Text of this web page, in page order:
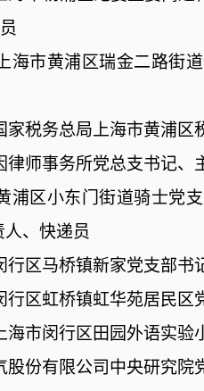
上海市黄浦区瑞金二路街
家税务总局上海市黄浦
律师事务所党总支书记、
浦区小东门街道骑士党
、快递员
行区马桥镇新家党支部书
行区虹桥镇虹华苑居民
上海市闵行区田园外语实
股份有限公司中央研究院